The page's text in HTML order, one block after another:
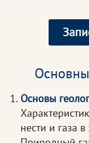
Основы
нести и газа